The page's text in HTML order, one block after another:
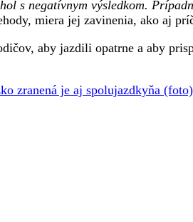
s negatívnym výsledkom.
miera jej zavinenia, ako aj
aby jazdili opatrne a aby
zranená je aj spolujazdkyňa (foto)